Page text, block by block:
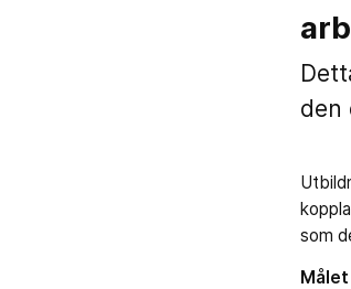
den
som